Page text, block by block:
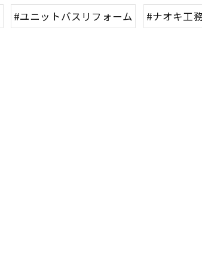
#ユニットバスリフォーム #ナオキ工